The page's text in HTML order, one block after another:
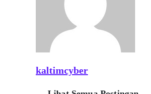
kaltimcyber